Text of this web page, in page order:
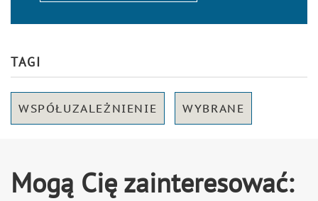
TAGI
WSPÓŁUZALEŻNIENIE WYBRANE
Mogą Cię zainteresować: